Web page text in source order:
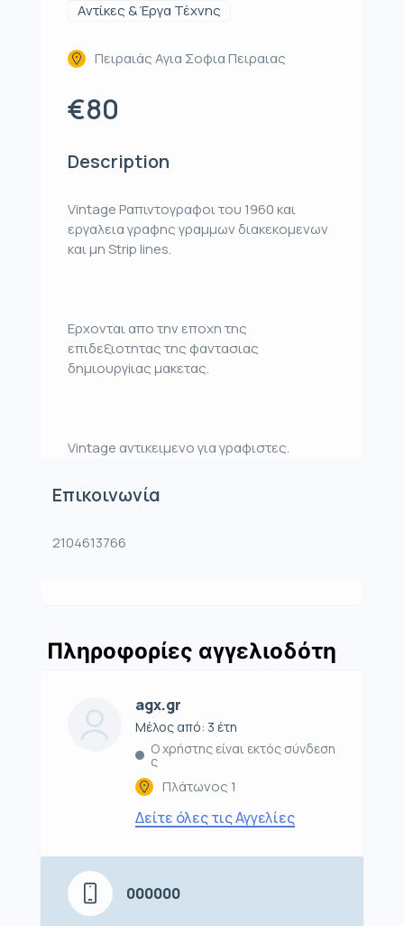
Αντίκες & Έργα Τέχνης
Πειραιάς Αγια Σοφια Πειραιας
€80
Description
Vintage Ραπιντογραφοι του 1960 και
εργαλεια γραφης γραμμων διακεκομενων
και μη Strip lines.
Ερχονται απο την εποχη της
επιδεξιοτητας της φαντασιας
δημιουργiιας μακετας.
Vintage αντικειμενο για γραφιστες.
Επικοινωνία
2104613766
Πληροφορίες αγγελιοδότη
agx.gr
Μέλος από: 3 έτη
Ο χρήστης είναι εκτός σύνδεση
ς
Πλάτωνος 1
Δείτε όλες τις Αγγελίες
000000